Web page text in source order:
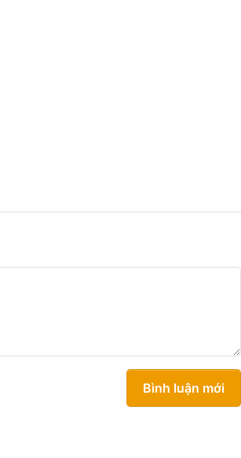
Bình luận mới